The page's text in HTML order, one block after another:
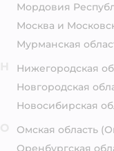
Мордовия
Москва и
Мурманская
Нижегородская
Новгородская
Новосибирская
Омская область
Оренбургская